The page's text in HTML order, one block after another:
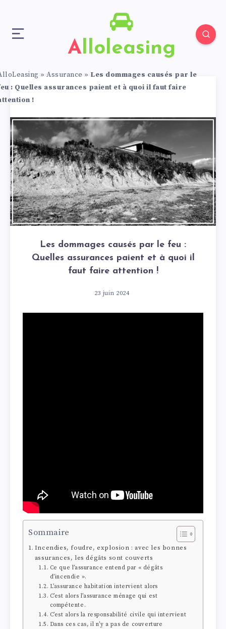
Alloleasing
» Assurance » Les dommages causés par le
: Quelles assurances paient et à quoi il faut faire
!
Les dommages causés par le feu :
Quelles assurances paient et à quoi il
faut faire attention !
23 juin 2024
Sommaire
Incendies, foudre, explosion : avec les bonnes
assurances, les dégâts sont couverts
Ce que l’assurance entend par « dégâts
d’incendie ».
L’assurance habitation intervient alors
C’est alors l’assurance ménage qui est
compétente.
C’est alors la responsabilité civile qui intervient
Dans ces cas, il n’y a pas de couverture